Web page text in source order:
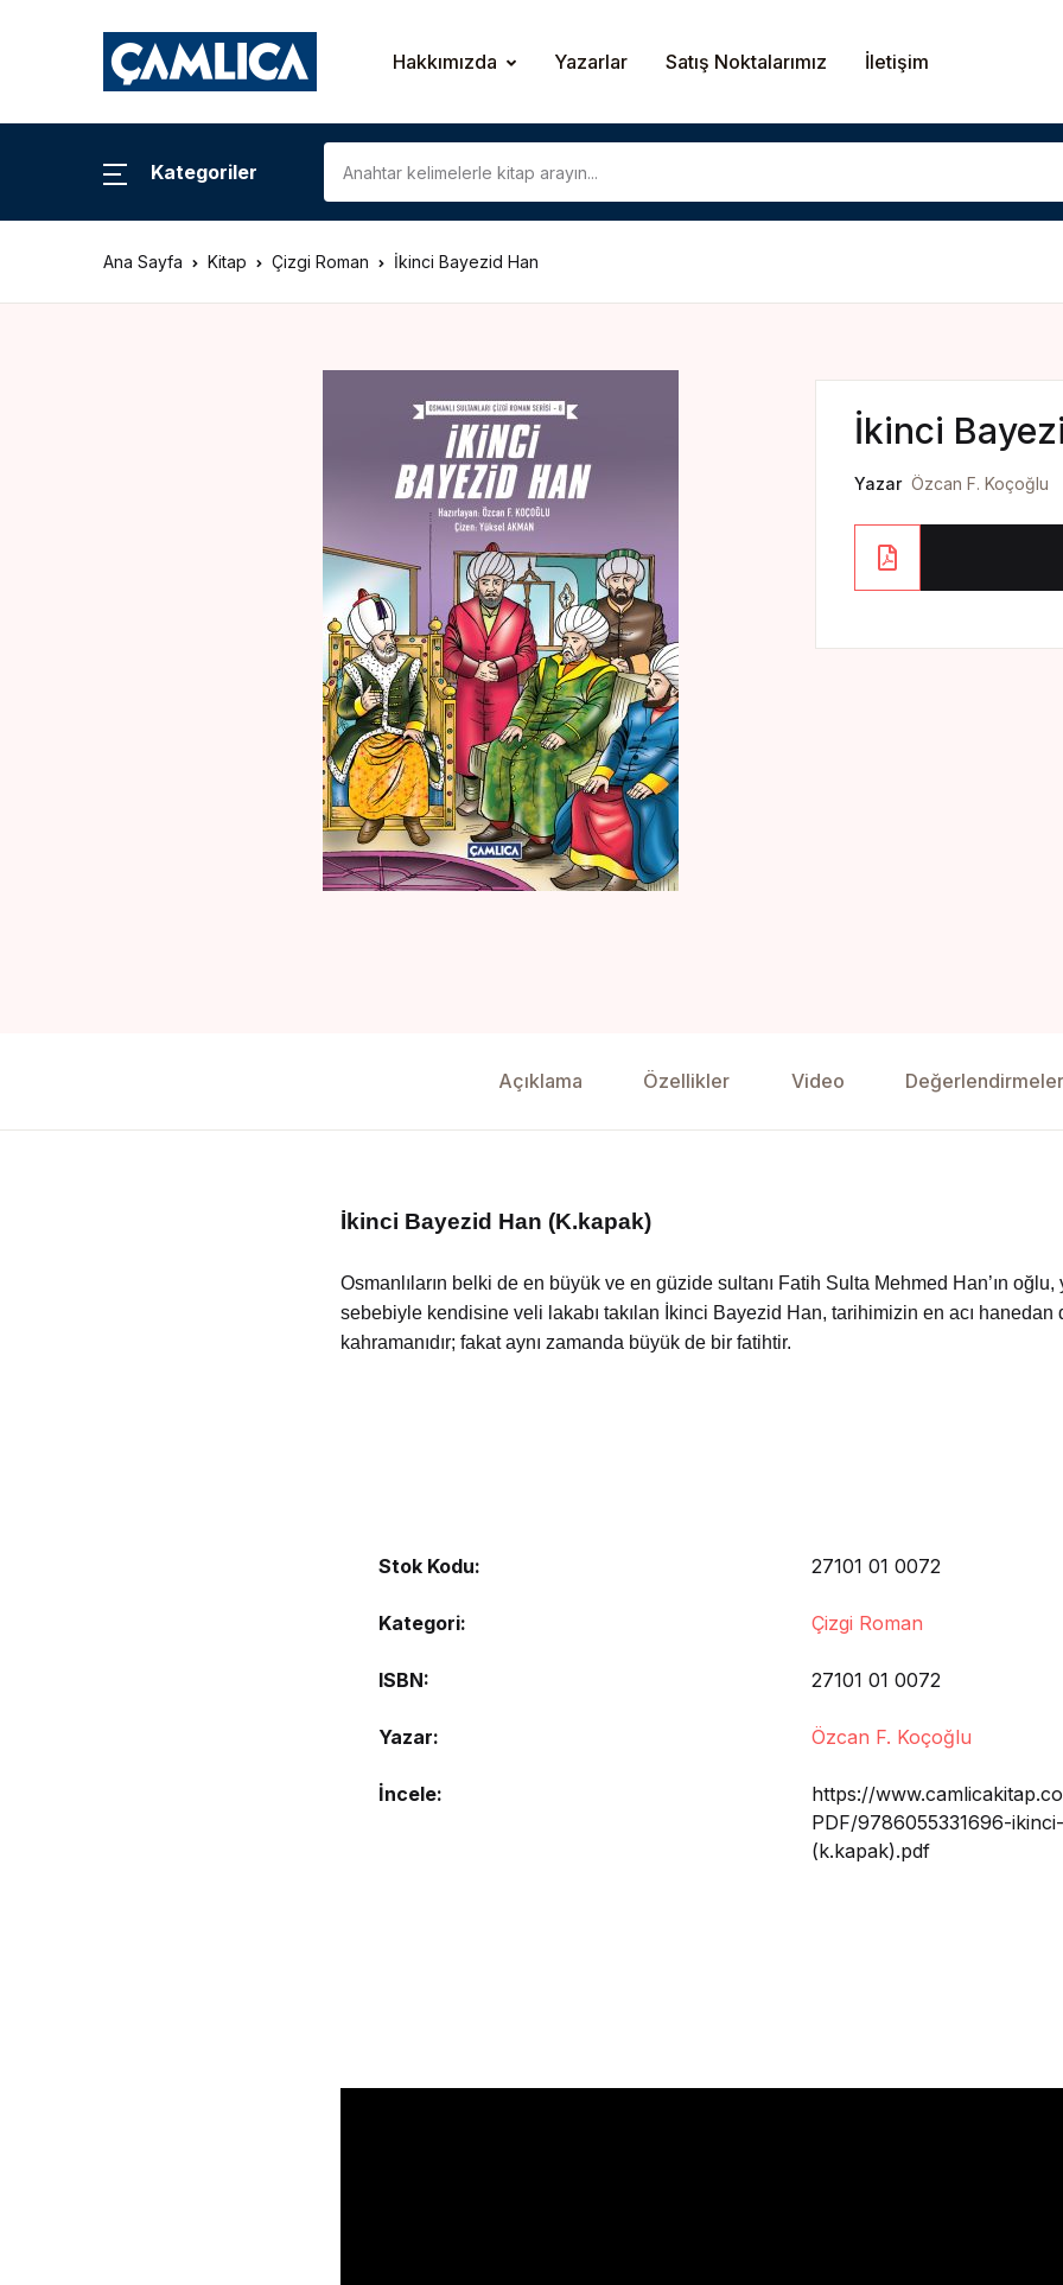
Hakkımızda Yazarlar Satış Noktalarımız İletişim
Kategoriler
KATEGORİLER
Çizgi Roman
İnsan ve Hayat Dergisi
Ana Sayfa Kitap Çizgi Roman İkinci Bayezid Han
İkinci
Yazar Özcan F. Koçoğlu
Açıklama Özellikler Video
İkinci Bayezid Han (K.kapak)
Osmanlıların belki de en büyük ve en güzide sultanı Fatih Sulta Mehmed Han’ın
sebebiyle kendisine veli lakabı takılan İkinci Bayezid Han, tarihimizin en acı hanedan
kahramanıdır; fakat aynı zamanda büyük de bir fatihtir.
Stok Kodu: 27101 01 0072
Kategori: Çizgi Roman
ISBN 27101 01 0072
Yazar Özcan F. Koçoğlu
İncele
https://
PDF/9786055331696-
(k.kapak).pdf